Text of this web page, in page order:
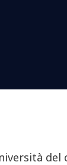
del